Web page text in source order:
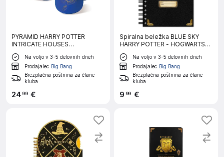
PYRAMID HARRY POTTER
INTRICATE HOUSES
RAVENCLAW skodelica
Na voljo v 3-5 delovnih dneh
Prodajalec Big Bang
Brezplačna poštnina za člane
kluba
2499 €
Spiralna beležka BLUE SKY
HARRY POTTER - HOGWARTS
SHIELD A5
Na voljo v 3-5 delovnih dneh
Prodajalec Big Bang
Brezplačna poštnina za člane
kluba
9 99 €